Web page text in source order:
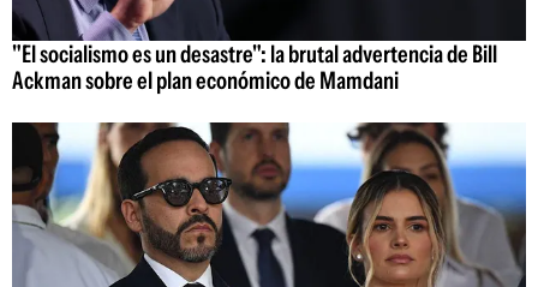
"El socialismo es un desastre": la brutal advertencia de Bill
Ackman sobre el plan económico de Mamdani